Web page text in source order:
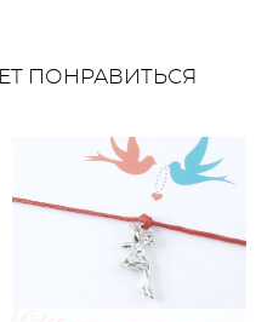
ПОНРАВИТЬСЯ